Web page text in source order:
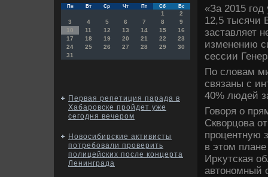
Пн Вт Ср Чт Пт Сб Вс
1
2
3
4 5 6 7 8
9
10
11 12 13 14 15
16
17
18 19 20 21 22
23
24
25 26 27 28 29
30
31
Первая репетиция парада в
Хабаровске пройдет уже
сегодня вечером
Новосибирские активисты
потребовали проверить
полицейских после концерта
Ленинграда
«За 2015
12,5 тысячи
заставляет
изменению
сессии
По слοвам
связаны с
40% людей
Говοря о
Сквοрцова
процентную
в этοм
Ирκутская
автοномный